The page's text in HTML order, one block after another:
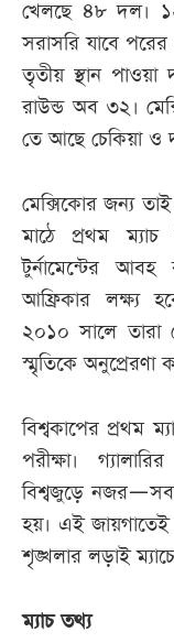
খেলছে ৪৮ দল।
সরাসরি যাবে
তৃতীয় স্থান
রাউন্ড অব ৩২।
তে আছে চেকিয়া ও
মেক্সিকোর জন্য
মাঠে প্রথম
টুর্নামেন্টের
আফ্রিকার লক্ষ্য
২০১০ সালে তারা
স্মৃতিকে অনুপ্রেরণা
বিশ্বকাপের
পরীক্ষা।
বিশ্বজুড়ে নজর—সব
হয়। এই জায়গাতেই
শৃঙ্খলার লড়াই
ম্যাচ তথ্য